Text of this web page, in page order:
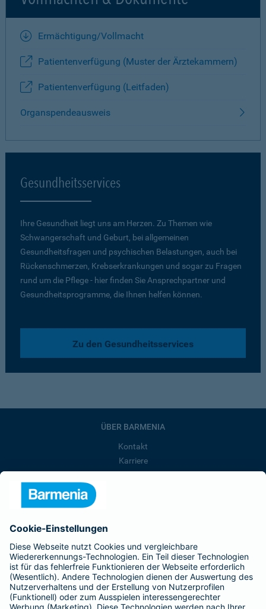
Ermächtigung/Vollmacht
Patientenverfügung (Muster der Ärztekammern)
Patientenverfügung (Leitfaden)
Organspendeausweis
Gesundheitsservices
Ihre Gesundheit liegt uns am Herzen. Zu Themen wie
Schwangerschaft und Geburt, bei allgemeinen
Gesundheitsfragen und psychischen Belastungen, auch bei
Rückenschmerzen, Krebserkrankungen und sogar zu Fragen
rund um die Pflege - hier finden Sie Ansprechpartner und
Gesundheitsprogramme, die Ihnen helfen können.
Zu den Gesundheitsservices
ÜBER BARMENIA
Kontakt
Karriere
Barmenia ist Teil der BarmeniaGothaer
BELIEBTE SEITEN
Kranken-Zusatzversicherung
Tierversicherungen
Haftpflichtversicherung